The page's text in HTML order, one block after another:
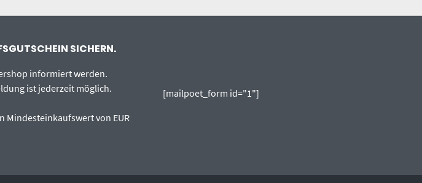
SICHERN.
informiert werden.
ist jederzeit möglich.
Mindesteinkaufswert von EUR
[mailpoet_form id="1"]